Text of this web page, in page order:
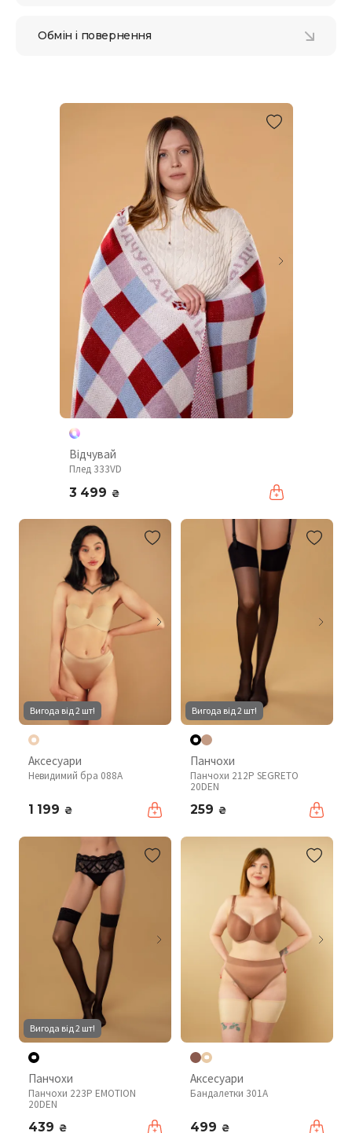
Обмін і повернення
Відчувай
Плед 333VD
3 499 ₴
Вигода від 2 шт!
Аксесуари
Невидимий бра 088A
1 199 ₴
Вигода від 2 шт!
Панчохи
Панчохи 212P SEGRETO
20DEN
259 ₴
Вигода від 2 шт!
Панчохи
Панчохи 223P EMOTION
20DEN
439 ₴
Аксесуари
Бандалетки 301A
499 ₴